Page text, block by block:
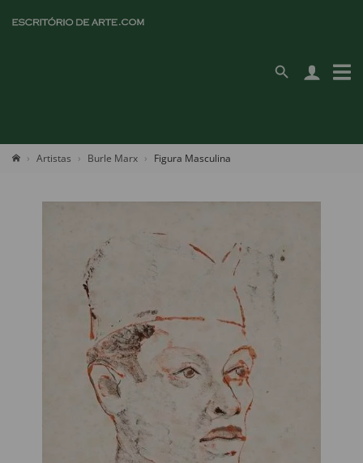
Artistas Burle Marx Figura Masculina